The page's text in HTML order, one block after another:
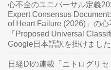
心不全のユニバーサル定義
Expert Consensus
of Heart Failure (2026)」の
「Proposed Universal
Google日本語訳を掛けました
日経DIの連載「ニトログリ